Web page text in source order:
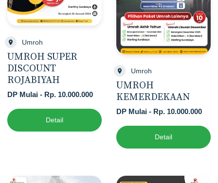
Umroh
UMROH SUPER
DISCOUNT
ROJABIYAH
DP Mulai - Rp. 10.000.000
Detail
Umroh
UMROH
KEMERDEKAAN
DP Mulai - Rp. 10.000.000
Detail